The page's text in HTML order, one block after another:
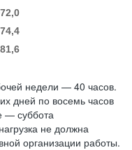
недели — 40 часов.
дней по восемь часов
— суббота
не должна
организации работы.